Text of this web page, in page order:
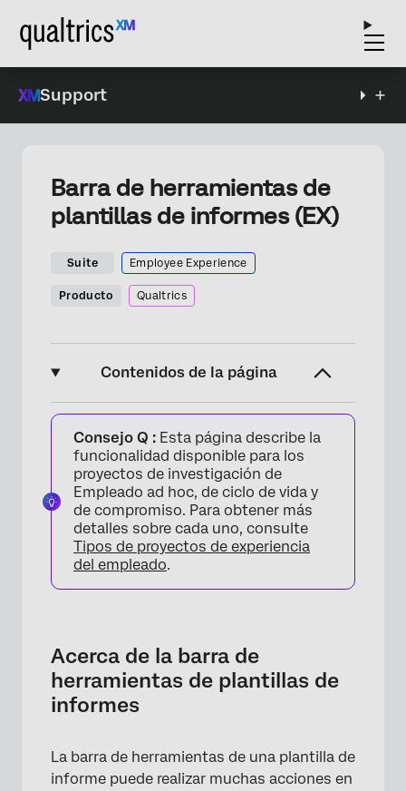
Support
Barra de herramientas de
plantillas de informes (EX)
Suite Employee Experience
Producto Qualtrics
Contenidos de la página
Acerca de la barra de herramientas de
plantillas de informes
Menú de archivo
Menú Editar
Ver Menú
Insertar menú
Consejo Q : Esta página describe la
funcionalidad disponible para los
proyectos de investigación de
Empleado ad hoc, de ciclo de vida y
de compromiso. Para obtener más
detalles sobre cada uno, consulte
Tipos de proyectos de experiencia
del empleado.
Acerca de la barra de
herramientas de plantillas de
informes
La barra de herramientas de una plantilla de
informe puede realizar muchas acciones en